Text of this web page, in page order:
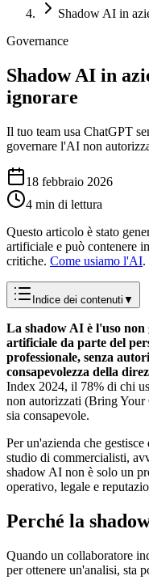
Shadow AI in
Governance
Shadow AI in
ignorare
Il tuo team usa ChatGPT
governare l'AI non
18 febbraio 2026
4 min di lettura
Questo articolo è stato
artificiale e può contenere
critiche. Come usiamo l'AI.
Indice dei contenuti ▼
La shadow AI è l'uso
artificiale da parte del
professionale, senza
consapevolezza della
Index 2024, il 78% di chi
non autorizzati (Bring Your
sia consapevole.
Per un'azienda che
studio di commercialisti,
shadow AI non è solo un
operativo, legale e
Perché la
Quando un collaboratore
per ottenere un'analisi, sta